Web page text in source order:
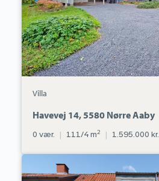
Villa
Havevej 14, 5580 Nørre Aaby
0 vær. | 111/4 m2 | 1.595.000 kr.
Odensevej